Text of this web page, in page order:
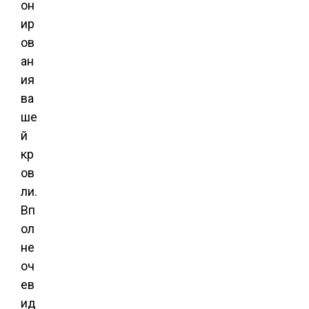
он
ир
ов
ан
ия
ва
ше
й
кр
ов
ли.
Вп
ол
не
оч
ев
ид